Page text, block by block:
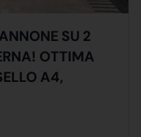
SU 2
OTTIMA
A4,